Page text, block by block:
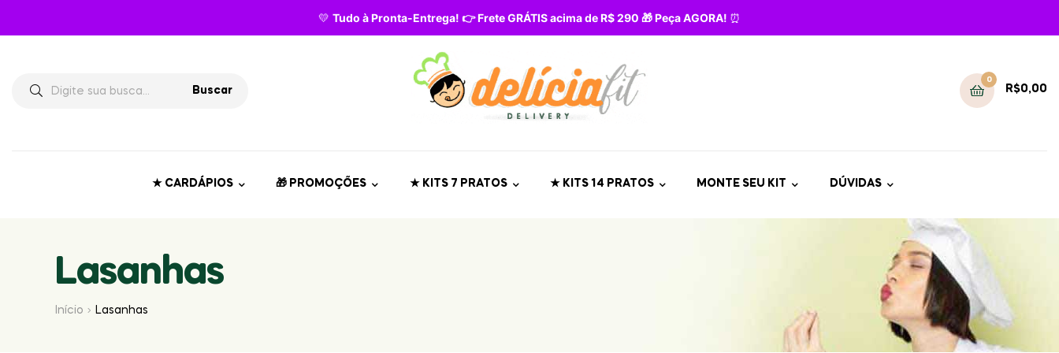
💛 Tudo à Pronta-Entrega! 👉 Frete GRÁTIS acima de R$ 290 🎁 Peça AGORA! ⏰
Buscar
0
R$0,00
★ CARDÁPIOS 🎁 PROMOÇÕES ★ KITS 7 PRATOS ★ KITS 14 PRATOS MONTE SEU KIT DÚVIDAS
Lasanhas
Início Lasanhas